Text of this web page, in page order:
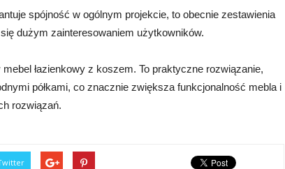
spójność w ogólnym projekcie, to obecnie zestawienia
dużym zainteresowaniem użytkowników.
łazienkowy z koszem. To praktyczne rozwiązanie,
półkami, co znacznie zwiększa funkcjonalność mebla i
rozwiązań.